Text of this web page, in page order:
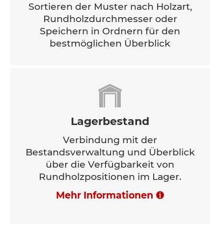
Sortieren der Muster nach Holzart,
Rundholzdurchmesser oder
Speichern in Ordnern für den
bestmöglichen Überblick
Lagerbestand
Verbindung mit der
Bestandsverwaltung und Überblick
über die Verfügbarkeit von
Rundholzpositionen im Lager.
Mehr Informationen